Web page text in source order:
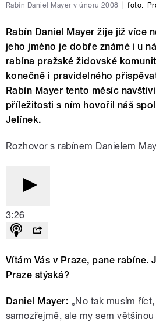
Rabín Daniel Mayer v únoru 2008 foto:
Rabín Daniel Mayer žije již více
jeho jméno je dobře známé i u
rabína pražské židovské
konečně i pravidelného
Rabín Mayer tento měsíc
příležitosti s ním hovořil náš
Jelínek.
Rozhovor s rabínem Danielem
3:26
Vítám Vás v Praze, pane rabíne.
Praze stýská?
Daniel Mayer: „No tak musím
samozřejmě, ale my sem